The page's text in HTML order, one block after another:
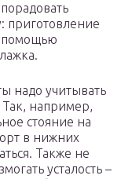
приготовле­ние
помощью
надо учи­тывать
например,
стояние на
в нижних
Также не
усталость –